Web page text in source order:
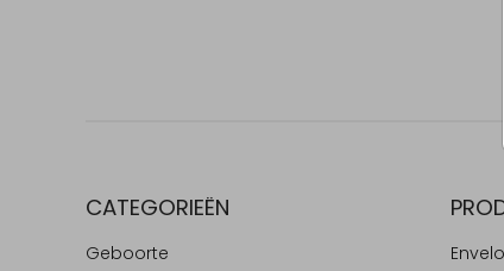
CATEGORIEËN
Geboorte